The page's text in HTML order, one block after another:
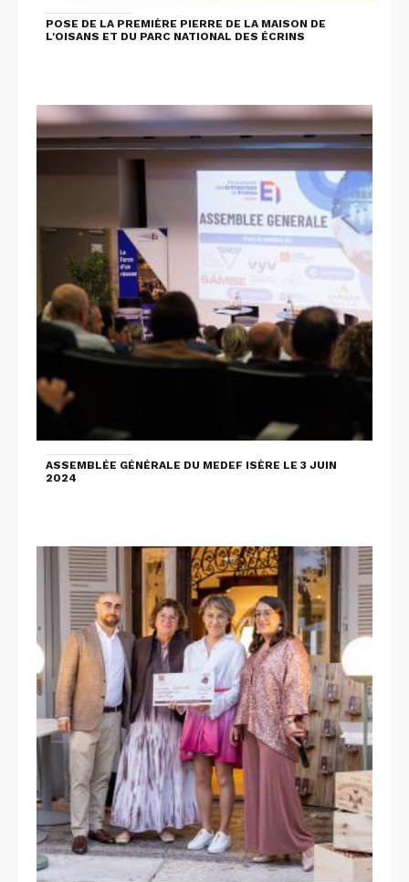
POSE DE LA PREMIÈRE PIERRE DE LA MAISON DE
L'OISANS ET DU PARC NATIONAL DES ÉCRINS
ASSEMBLÉE GÉNÉRALE DU MEDEF ISÈRE LE 3 JUIN
2024